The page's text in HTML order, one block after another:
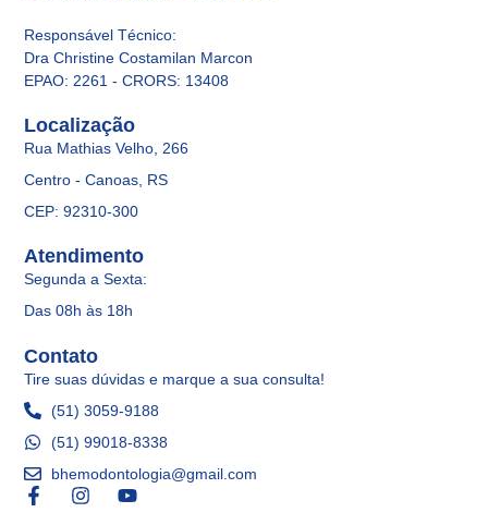
Responsável Técnico:
Dra Christine Costamilan Marcon
EPAO: 2261 - CRORS: 13408
Atendimento
Segunda a Sexta:
Das 08h às 18h
Localização
Rua Mathias Velho, 266
Centro - Canoas, RS
CEP: 92310-300
Contato
Tire suas dúvidas e marque a sua consulta!
(51) 3059-9188
(51) 99018-8338
bhemodontologia@gmail.com